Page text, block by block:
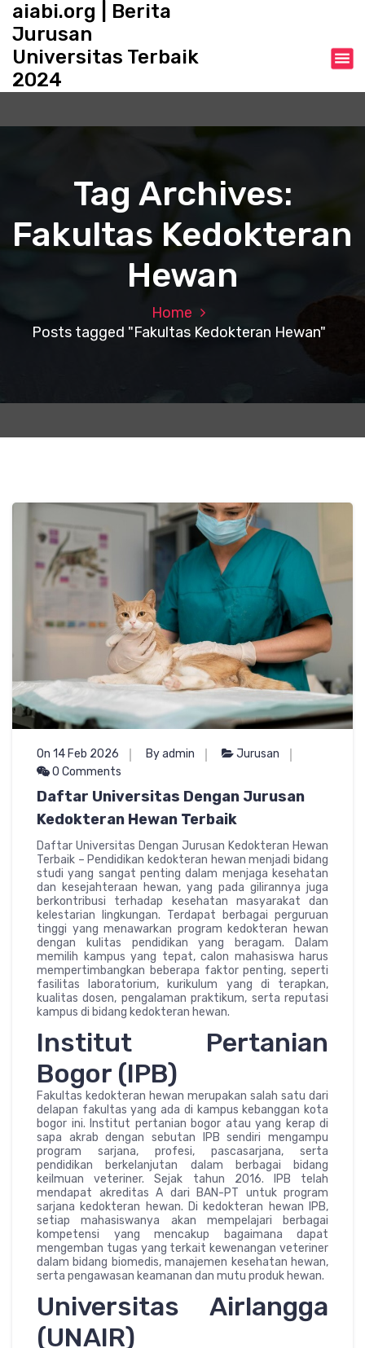
aiabi.org | Berita
Jurusan
Universitas Terbaik
2024
Tag Archives:
Fakultas Kedokteran
Hewan
Home
Posts tagged "Fakultas Kedokteran Hewan"
On 14 Feb 2026 By admin
Jurusan
0 Comments
Daftar Universitas Dengan Jurusan
Kedokteran Hewan Terbaik
Daftar Universitas Dengan Jurusan Kedokteran Hewan
Terbaik – Pendidikan kedokteran hewan menjadi bidang
studi yang sangat penting dalam menjaga kesehatan
dan kesejahteraan hewan, yang pada gilirannya juga
berkontribusi terhadap kesehatan masyarakat dan
kelestarian lingkungan. Terdapat berbagai perguruan
tinggi yang menawarkan program kedokteran hewan
dengan kulitas pendidikan yang beragam. Dalam
memilih kampus yang tepat, calon mahasiswa harus
mempertimbangkan beberapa faktor penting, seperti
fasilitas laboratorium, kurikulum yang di terapkan,
kualitas dosen, pengalaman praktikum, serta reputasi
kampus di bidang kedokteran hewan.
Institut Pertanian
Bogor (IPB)
Fakultas kedokteran hewan merupakan salah satu dari
delapan fakultas yang ada di kampus kebanggan kota
bogor ini. Institut pertanian bogor atau yang kerap di
sapa akrab dengan sebutan IPB sendiri mengampu
program sarjana, profesi, pascasarjana, serta
pendidikan berkelanjutan dalam berbagai bidang
keilmuan veteriner. Sejak tahun 2016. IPB telah
mendapat akreditas A dari BAN-PT untuk program
sarjana kedokteran hewan. Di kedokteran hewan IPB,
setiap mahasiswanya akan mempelajari berbagai
kompetensi yang mencakup bagaimana dapat
mengemban tugas yang terkait kewenangan veteriner
dalam bidang biomedis, manajemen kesehatan hewan,
serta pengawasan keamanan dan mutu produk hewan.
Universitas Airlangga
(UNAIR)